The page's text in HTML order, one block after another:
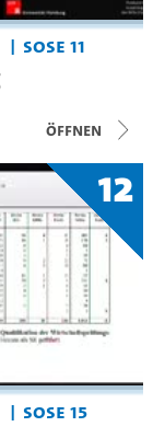
SoSe 11
Öffnen
12
SoSe 15